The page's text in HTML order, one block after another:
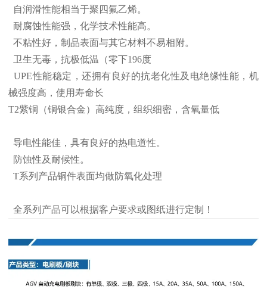
自润滑性能相当于聚四氟乙烯。
耐腐蚀性能强，化学技术性能高。
不粘性好，制品表面与其它材料不易相附。
卫生无毒，抗极低温（零下196度
UPE性能稳定，还拥有良好的抗老化性及电绝缘性能，机
械强度高，使用寿命长
T2紫铜（铜银合金）高纯度，组织细密，含氧量低
导电性能佳，具有良好的热电道性。
防蚀性及耐候性。
T系列产品铜件表面均做防氧化处理
全系列产品可以根据客户要求或图纸进行定制！